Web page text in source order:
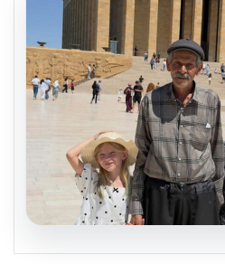
05.08.2026